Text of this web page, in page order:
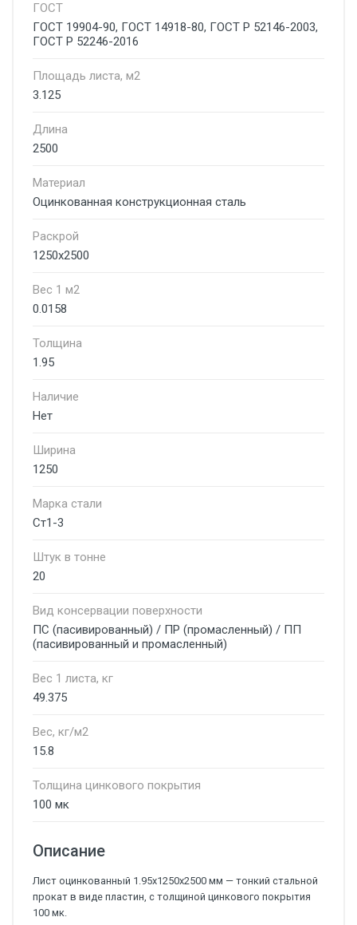
ГОСТ
ГОСТ 19904-90, ГОСТ 14918-80, ГОСТ Р 52146-2003,
ГОСТ Р 52246-2016
Площадь листа, м2
3.125
Длина
2500
Материал
Оцинкованная конструкционная сталь
Раскрой
1250x2500
Вес 1 м2
0.0158
Толщина
1.95
Наличие
Нет
Ширина
1250
Марка стали
Ст1-3
Штук в тонне
20
Вид консервации поверхности
ПС (пасивированный) / ПР (промасленный) / ПП
(пасивированный и промасленный)
Вес 1 листа, кг
49.375
Вес, кг/м2
15.8
Толщина цинкового покрытия
100 мк
Описание
Лист оцинкованный 1.95х1250х2500 мм — тонкий стальной
прокат в виде пластин, с толщиной цинкового покрытия
100 мк.